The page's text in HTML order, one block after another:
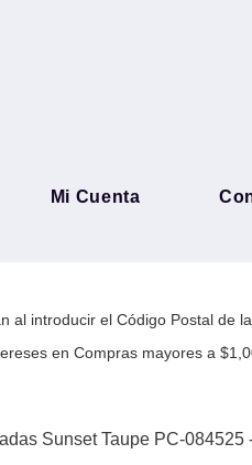
Mi Cuenta
15.6
-
al introducir el Código Postal de
en Compras mayores a
Sunset Taupe PC-084525